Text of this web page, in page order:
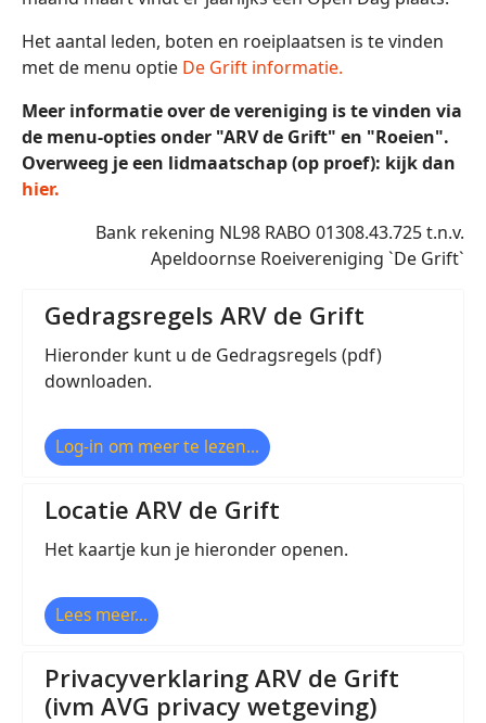
Het aantal leden, boten en roeiplaatsen is te vinden
met de menu optie De Grift informatie.
Meer informatie over de vereniging is te vinden via
de menu-opties onder "ARV de Grift" en "Roeien".
Overweeg je een lidmaatschap (op proef): kijk dan
hier.
Bank rekening NL98 RABO 01308.43.725 t.n.v.
Apeldoornse Roeivereniging `De Grift`
Gedragsregels ARV de Grift
Hieronder kunt u de Gedragsregels (pdf)
downloaden.
Log-in om meer te lezen...
Locatie ARV de Grift
Het kaartje kun je hieronder openen.
Lees meer...
Privacyverklaring ARV de Grift
(ivm AVG privacy wetgeving)